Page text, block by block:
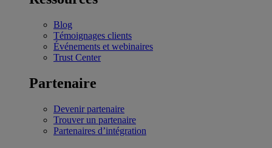
Blog
Témoignages clients
Événements et webinaires
Trust Center
Partenaire
Devenir partenaire
Trouver un partenaire
Partenaires d’intégration